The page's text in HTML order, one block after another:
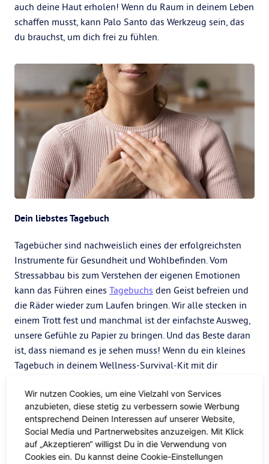
auch deine Haut erholen! Wenn du Raum in deinem Leben
schaffen musst, kann Palo Santo das Werkzeug sein, das
du brauchst, um dich frei zu fühlen.
Dein liebstes Tagebuch
Tagebücher sind nachweislich eines der erfolgreichsten
Instrumente für Gesundheit und Wohlbefinden. Vom
Stressabbau bis zum Verstehen der eigenen Emotionen
kann das Führen eines Tagebuchs den Geist befreien und
die Räder wieder zum Laufen bringen. Wir alle stecken in
einem Trott fest und manchmal ist der einfachste Ausweg,
unsere Gefühle zu Papier zu bringen. Und das Beste daran
ist, dass niemand es je sehen muss! Wenn du ein kleines
Tagebuch in deinem Wellness-Survival-Kit mit dir
frei zu äußern. P.S. du kannst auch einfach die Notizen-App
auf deinem Handy benutzen.
Positive Affirmationskarten
Ahhh,Affirmationen– eines der angesagtesten Themen
Wir nutzen Cookies, um eine Vielzahl von Services
anzubieten, diese stetig zu verbessern sowie Werbung
entsprechend Deinen Interessen auf unserer Website,
Social Media und Partnerwebsites anzuzeigen. Mit Klick
auf „Akzeptieren“ willigst Du in die Verwendung von
Cookies ein. Du kannst deine Cookie-Einstellungen